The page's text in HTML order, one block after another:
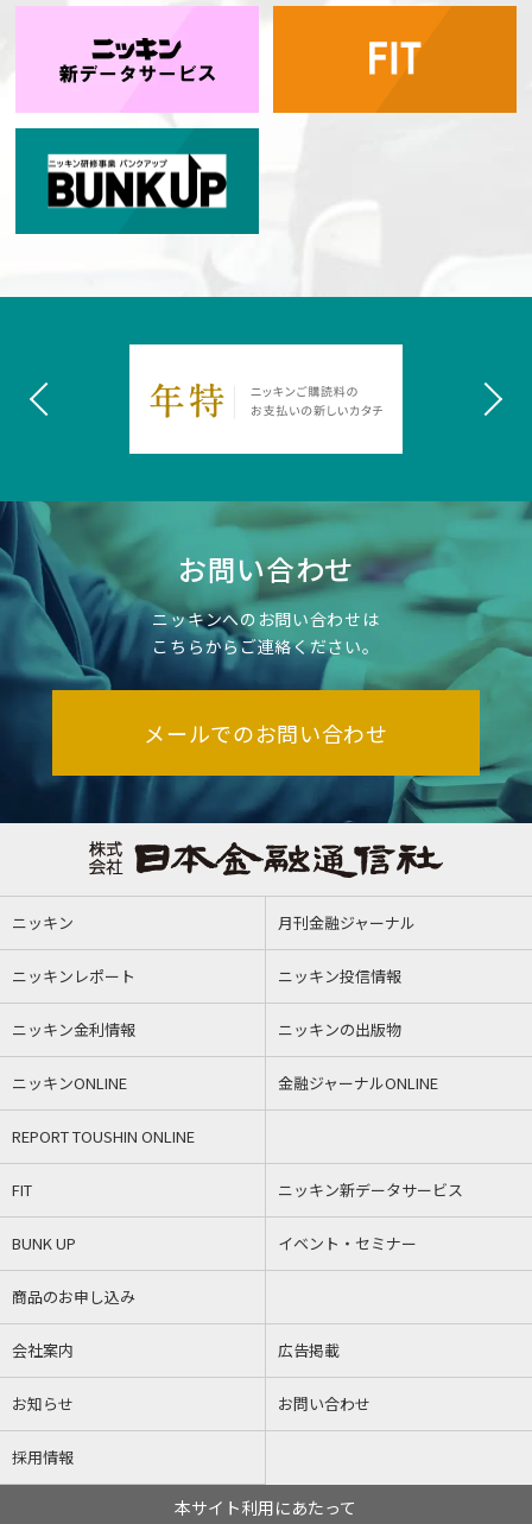
お問い合わせ
ニッキンへのお問い合わせは
こちらからご連絡ください。
メールでのお問い合わせ
ニッキン 月刊金融ジャーナル
ニッキンレポート ニッキン投信情報
ニッキン金利情報 ニッキンの出版物
ニッキンONLINE 金融ジャーナルONLINE
REPORT TOUSHIN ONLINE
FIT ニッキン新データサービス
BUNK UP イベント・セミナー
商品のお申し込み
会社案内 広告掲載
お知らせ お問い合わせ
採用情報
本サイト利用にあたって